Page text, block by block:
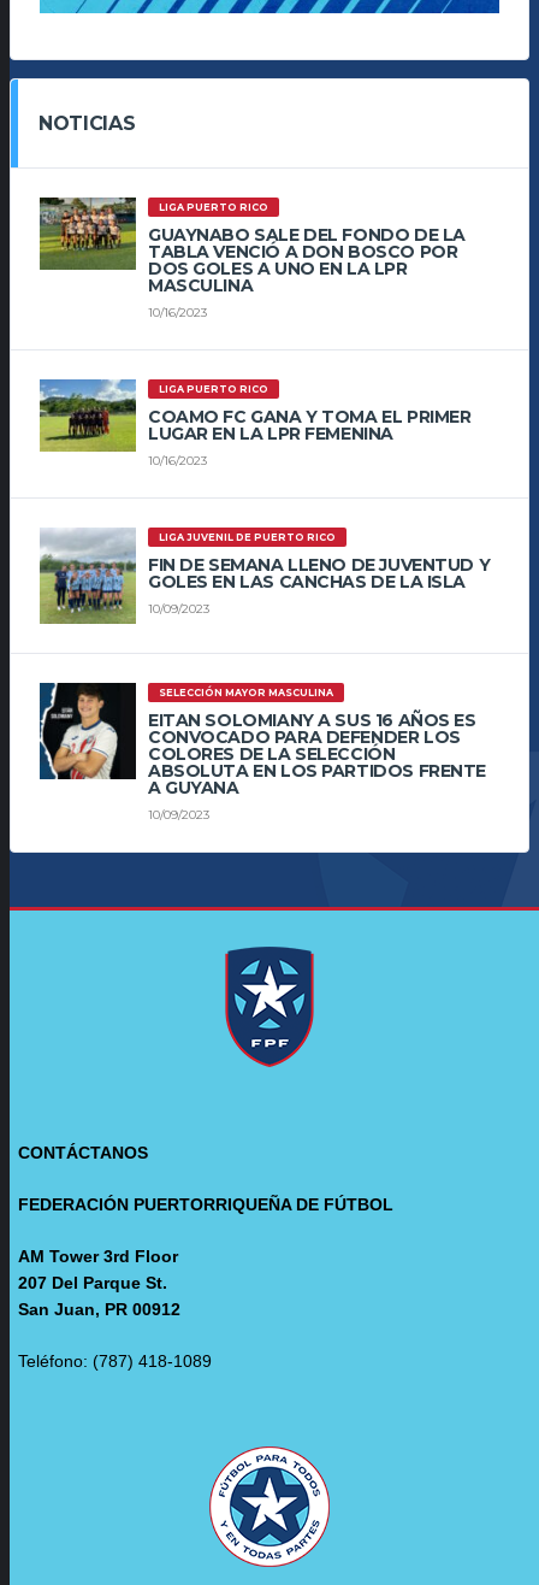
NOTICIAS
LIGA PUERTO RICO
GUAYNABO SALE DEL FONDO DE LA
TABLA VENCIÓ A DON BOSCO POR
DOS GOLES A UNO EN LA LPR
MASCULINA
10/16/2023
LIGA PUERTO RICO
COAMO FC GANA Y TOMA EL PRIMER
LUGAR EN LA LPR FEMENINA
10/16/2023
LIGA JUVENIL DE PUERTO RICO
FIN DE SEMANA LLENO DE JUVENTUD Y
GOLES EN LAS CANCHAS DE LA ISLA
10/09/2023
SELECCIÓN MAYOR MASCULINA
EITAN SOLOMIANY A SUS 16 AÑOS ES
CONVOCADO PARA DEFENDER LOS
COLORES DE LA SELECCIÓN
ABSOLUTA EN LOS PARTIDOS FRENTE
A GUYANA
10/09/2023
CONTÁCTANOS
FEDERACIÓN PUERTORRIQUEÑA DE FÚTBOL
AM Tower 3rd Floor
207 Del Parque St.
San Juan, PR 00912
Teléfono: (787) 418-1089